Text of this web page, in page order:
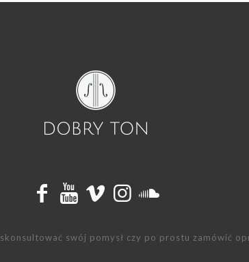
swój pomysł czy po prostu zamówić